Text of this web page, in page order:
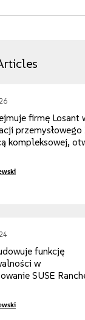
firmę Losant
przemysłowego
kompleksowej,
funkcję
w
SUSE